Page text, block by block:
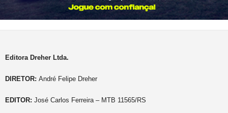
Editora Dreher Ltda.
DIRETOR: André Felipe Dreher
EDITOR: José Carlos Ferreira – MTB 11565/RS